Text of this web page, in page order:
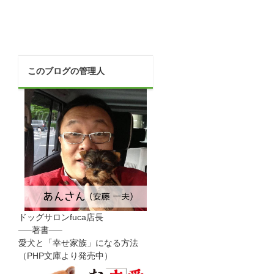
このブログの管理人
ドッグサロンfuca店長
—–著書—–
愛犬と「幸せ家族」になる方法
（PHP文庫より発売中）